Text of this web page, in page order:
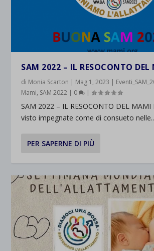
SAM 2022 – IL RESOCONTO DEL
di Monia Scarton | Mag 1, 2023 |
Mami, SAM 2022 | 0 |
SAM 2022 – IL RESOCONTO DEL MAMI
visto impegnate come di consueto
PER SAPERNE DI PIÙ